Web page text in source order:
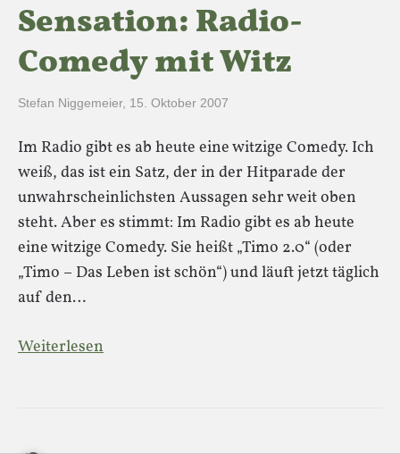
Sensation: Radio-
Comedy mit Witz
Stefan Niggemeier, 15. Oktober 2007
Im Radio gibt es ab heute eine witzige Comedy. Ich
weiß, das ist ein Satz, der in der Hitparade der
unwahrscheinlichsten Aussagen sehr weit oben
steht. Aber es stimmt: Im Radio gibt es ab heute
eine witzige Comedy. Sie heißt „Timo 2.0“ (oder
„Timo – Das Leben ist schön“) und läuft jetzt täglich
auf den…
Weiterlesen